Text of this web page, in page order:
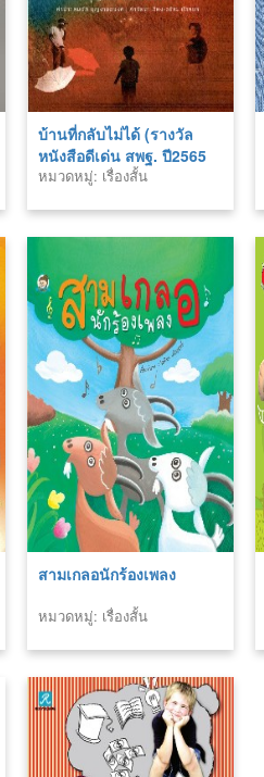
บ้านที่กลับไม่ได้ (รางวัล
หนังสือดีเด่น สพฐ. ปี2565
หมวดหมู่: เรื่องสั้น
สามเกลอนักร้องเพลง
หมวดหมู่: เรื่องสั้น